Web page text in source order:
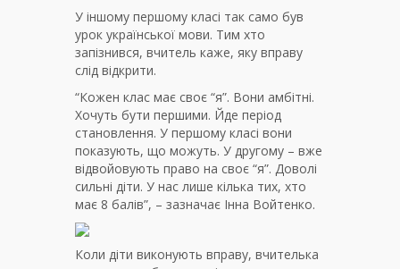
У іншому першому класі так само був
урок української мови. Тим хто
запізнився, вчитель каже, яку вправу
слід відкрити.
“Кожен клас має своє “я”. Вони амбітні.
Хочуть бути першими. Йде період
становлення. У першому класі вони
показують, що можуть. У другому – вже
відвойовують право на своє “я”. Доволі
сильні діти. У нас лише кілька тих, хто
має 8 балів”, – зазначає Інна Войтенко.
Коли діти виконують вправу, вчителька